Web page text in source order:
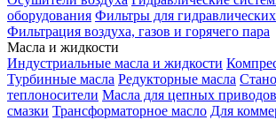
оборудования Фильтры для
Фильтрация воздуха, газов и горячего пара
Масла и жидкости
Индустриальные масла и жидкости
Турбинные масла Редукторные масла
теплоносители Масла для цепных приводов
смазки Трансформаторное масло Для